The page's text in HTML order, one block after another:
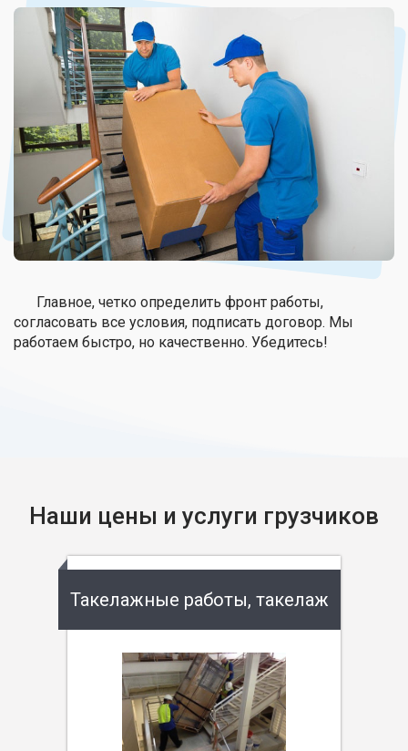
Главное, четко определить фронт работы,
согласовать все условия, подписать договор. Мы
работаем быстро, но качественно. Убедитесь!
Наши цены и услуги грузчиков
Такелажные работы, такелаж